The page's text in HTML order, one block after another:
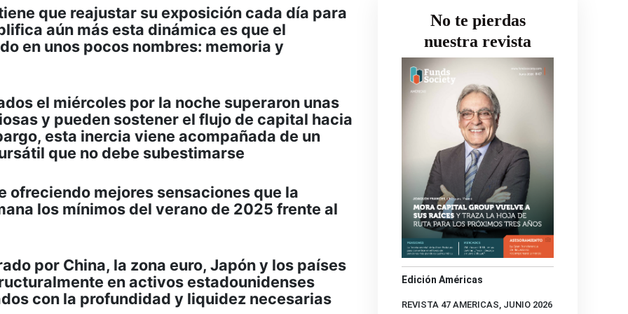
que reajustar su exposición cada día para
aún más esta dinámica es que el
en unos pocos nombres: memoria y
el miércoles por la noche superaron unas
y pueden sostener el flujo de capital hacia
esta inercia viene acompañada de un
que no debe subestimarse
ofreciendo mejores sensaciones que la
los mínimos del verano de 2025 frente al
por China, la zona euro, Japón y los países
en activos estadounidenses
con la profundidad y liquidez necesarias
No te pierdas
nuestra revista
Edición Américas
REVISTA 47 AMERICAS, JUNIO 2026